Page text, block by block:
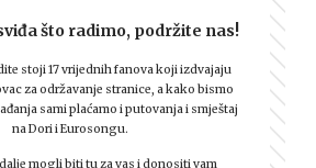
što radimo, podržite nas!
stoji 17 vrijednih fanova koji izdvajaju
za održavanje stranice, a kako bismo
sami plaćamo i putovanja i smještaj
na Dori i Eurosongu.
mogli biti tu za vas i donositi vam